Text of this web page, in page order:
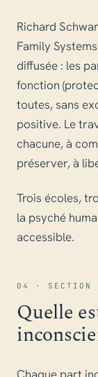
Richard
Family
diffusée : les
fonction
toutes, sans
positive. Le
chacune, à
préserver, à
Trois écoles,
la psyché
accessible.
04 · SECTION
Quelle